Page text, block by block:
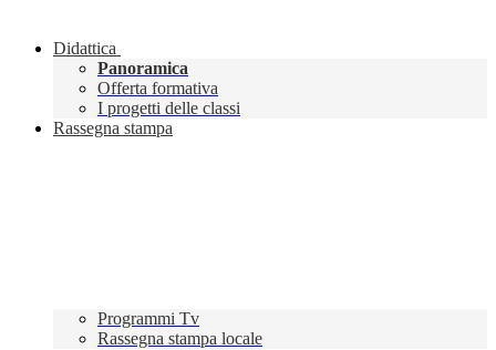
Didattica
Panoramica
Offerta formativa
I progetti delle classi
Rassegna stampa
Programmi Tv
Rassegna stampa locale